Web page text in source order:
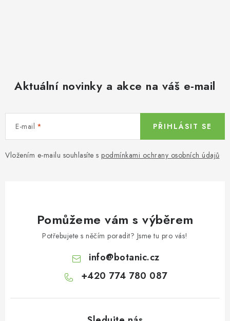
Aktuální novinky a akce na váš e-mail
E-mail
Vložením e-mailu souhlasíte s podmínkami ochrany osobních údajů
PŘIHLÁSIT SE
Pomůžeme vám s výběrem
Potřebujete s něčím poradit? Jsme tu pro vás!
info@botanic.cz
+420 774 780 087